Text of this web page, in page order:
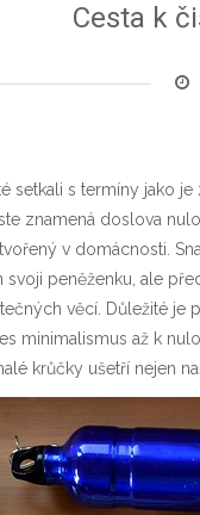
Cesta k
setkali s termíny jako
znamená doslova
v domácnosti.
peněženku, ale
věcí. Důležité
minimalismus až k
krůčky ušetří nejen